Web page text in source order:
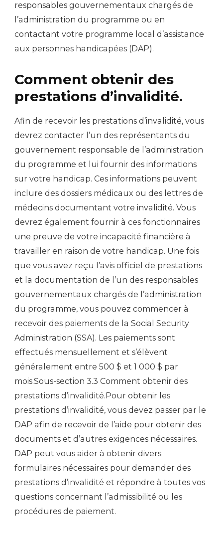
responsables gouvernementaux chargés de
l’administration du programme ou en
contactant votre programme local d’assistance
aux personnes handicapées (DAP).
Comment obtenir des
prestations d’invalidité.
Afin de recevoir les prestations d’invalidité, vous
devrez contacter l’un des représentants du
gouvernement responsable de l’administration
du programme et lui fournir des informations
sur votre handicap. Ces informations peuvent
inclure des dossiers médicaux ou des lettres de
médecins documentant votre invalidité. Vous
devrez également fournir à ces fonctionnaires
une preuve de votre incapacité financière à
travailler en raison de votre handicap. Une fois
que vous avez reçu l’avis officiel de prestations
et la documentation de l’un des responsables
gouvernementaux chargés de l’administration
du programme, vous pouvez commencer à
recevoir des paiements de la Social Security
Administration (SSA). Les paiements sont
effectués mensuellement et s’élèvent
généralement entre 500 $ et 1 000 $ par
mois.Sous-section 3.3 Comment obtenir des
prestations d’invalidité.Pour obtenir les
prestations d’invalidité, vous devez passer par le
DAP afin de recevoir de l’aide pour obtenir des
documents et d’autres exigences nécessaires.
DAP peut vous aider à obtenir divers
formulaires nécessaires pour demander des
prestations d’invalidité et répondre à toutes vos
questions concernant l’admissibilité ou les
procédures de paiement.